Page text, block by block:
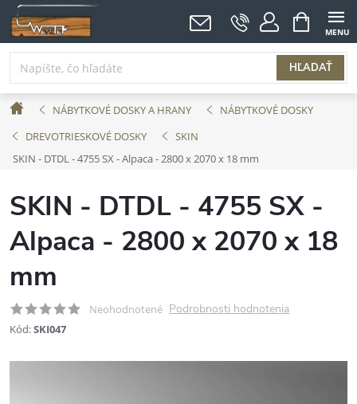
Prejsť
na
obsah
HĽADAŤ
NÁKUPNÝ
KOŠÍK
DomovNÁBYTKOVÉ DOSKY A HRANY
NÁBYTKOVÉ DOSKY
DREVOTRIESKOVÉ DOSKY
SKIN
SKIN - DTDL - 4755 SX - Alpaca - 2800 x 2070 x 18 mm
SKIN - DTDL - 4755 SX -
Alpaca - 2800 x 2070 x 18
mm
Neohodnotené Podrobnosti hodnotenia
Kód:SKI047